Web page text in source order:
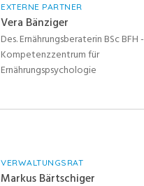
EXTERNE PARTNER
Vera Bänziger
Des. Ernährungsberaterin BSc BFH -
Kompetenzzentrum für
Ernährungspsychologie
VERWALTUNGSRAT
Markus Bärtschiger